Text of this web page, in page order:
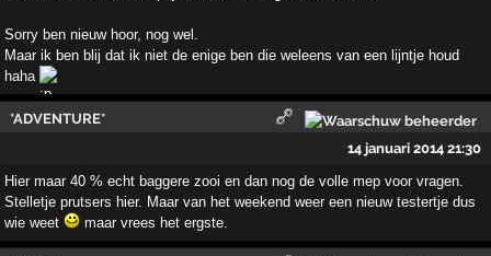
Sorry ben nieuw hoor, nog wel.
Maar ik ben blij dat ik niet de enige ben die weleens van een lijntje houd
haha
*ADVENTURE*
14 januari 2014 21:30
Hier maar 40 % echt baggere zooi en dan nog de volle mep voor vragen.
Stelletje prutsers hier. Maar van het weekend weer een nieuw testertje dus
wie weet
maar vrees het ergste.